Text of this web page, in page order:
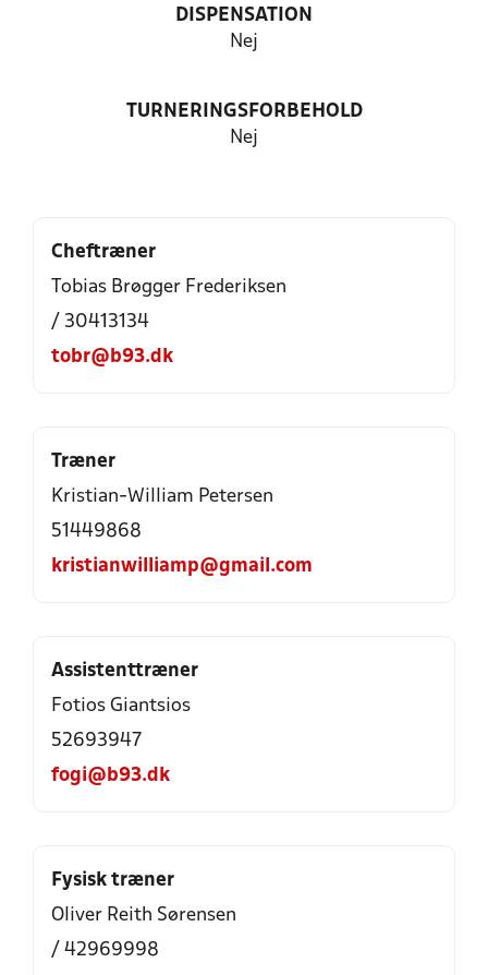
DISPENSATION
Nej
TURNERINGSFORBEHOLD
Nej
Cheftræner
Tobias Brøgger Frederiksen
/ 30413134
tobr@b93.dk
Træner
Kristian-William Petersen
51449868
kristianwilliamp@gmail.com
Assistenttræner
Fotios Giantsios
52693947
fogi@b93.dk
Fysisk træner
Oliver Reith Sørensen
/ 42969998